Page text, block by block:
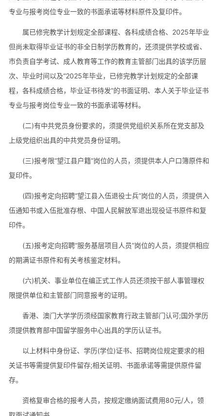
专业与报考岗位专业一致的书面承诺等材料原件及复印件。
属已修完教学计划规定全部课程、各科成绩合格、2025年毕业
但尚未取得毕业证书的非全日制学历教育的，还须提供学校或省、
市负责自学考试、成人教育等工作的教育主管部门出具的该学历层
次、毕业时间以及“2025年毕业，已修完教学计划规定的全部课
程，各科成绩合格，毕业证书待发”的书面证明、本人关于毕业证书
专业与报考岗位专业一致的书面承诺等材料。
(二)有中共党员身份要求的，须提供党组织关系所在党支部及
上级党组织出具的中共党员身份证明。
(三)报考限“望江县户籍”岗位的人员，须提供本人户口簿原件和
复印件。
(四)报考定向招聘“望江县入伍退役士兵”岗位的人员，须提供入
伍通知书或入伍批准存根、中国人民解放军退出现役证书原件和复
印件。
(五)报考定向招聘“服务基层项目人员”岗位的人员，须提供相应
的期满证书原件和有关考核鉴定材料。
(六)机关、事业单位在编正式工作人员还须按干部人事管理权
限提供单位和主管部门同意报考的证明。
香港、澳门大学学历须经国家教育行政主管部门认可;国外学历
须提供教育部中国留学服务中心出具的学历认证书。
以上材料中身份证、学历(学位)证书、招聘岗位规定要求的相
关证书等需提供复印件留存;相关证明、书面承诺等需提供原件留
存。
资格复审合格的报考人员，按规定缴纳面试费用80元/人，领